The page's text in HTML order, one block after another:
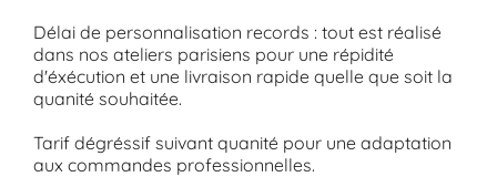
Délai de personnalisation records : tout est réalisé
dans nos ateliers parisiens pour une répidité
d'éxécution et une livraison rapide quelle que soit la
quanité souhaitée.
Tarif dégréssif suivant quanité pour une adaptation
aux commandes professionnelles.